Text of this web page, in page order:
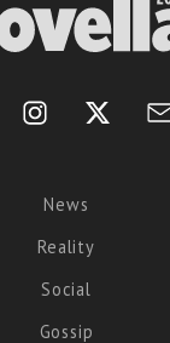
News
Reality
Social
Gossip